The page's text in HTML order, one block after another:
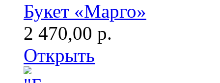
Букет «Марго»
2 470,00 р.
Открыть